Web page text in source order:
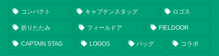
コンパクト キャプテンスタッグ ロゴス
折りたたみ フィールドア FIELDOOR
CAPTAIN STAG LOGOS バッグ コラボ